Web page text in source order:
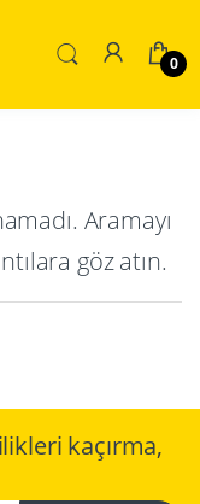
0
Aramayı
göz atın.
kaçırma,